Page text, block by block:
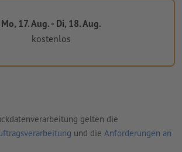
Mo, 17. Aug. - Di, 18. Aug.
kostenlos
gelten die
und die Anforderungen an